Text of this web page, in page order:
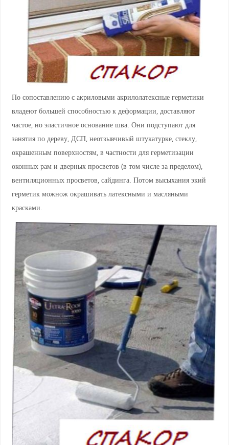
По сопоставлению с акриловыми акрилолатексные герметики
владеют большей способностью к деформации, доставляют
частое, но эластичное основание шва. Они подступают для
занятия по дереву, ДСП, неотзывчивый штукатурке, стеклу,
окрашенным поверхностям, в частности для герметизации
оконных рам и дверных просветов (в том числе за пределом),
вентиляционных просветов, сайдинга. Потом высыхания экий
герметик можнож окрашивать латексными и масляными
красками.